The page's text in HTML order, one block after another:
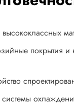
покрытия